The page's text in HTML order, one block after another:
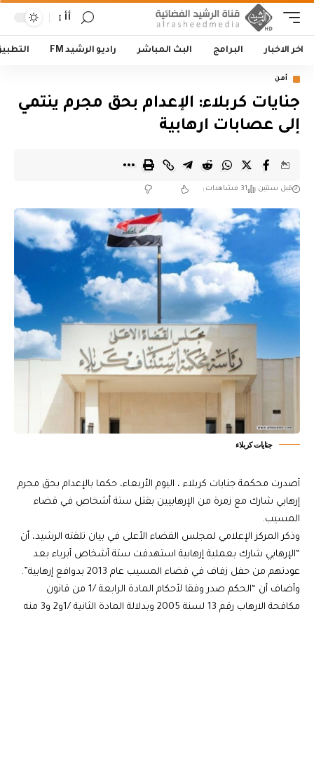
أأ
اخر الاخبار البرامج البث المباشر راديو الرشيد FM
أمن
جنايات كربلاء: الإعدام بحق مجرم ينتمي
إلى عصابات ارهابية
قبل سنتين 31 مشاهدات
جنايات كربلاء
أصدرت محكمة جنايات كربلاء ، اليوم الأربعاء، حكما بالإعدام بحق مجرم
إرهابي شارك مع زمرة من الإرهابيين بقتل ستة أشخاص في قضاء
المسيب.
وذكر المركز الإعلامي لمجلس القضاء الأعلى في بيان تلقته الرشيد، أن
“الإرهابي شارك بعملية إرهابية استهدفت ستة أشخاص أبرياء بعد
عودتهم من حفل زفاف في قضاء المسيب عام 2013 بدوافع إرهابية”.
وأضاف أن “الحكم صدر وفقا لأحكام المادة الرابعة /1 من قانون
مكافحة الارهاب رقم 13 لسنة 2005 وبدلالة المادة الثانية /1و2 و3 منه